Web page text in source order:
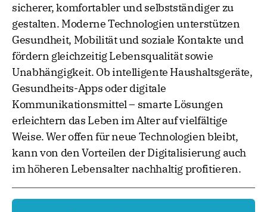
sicherer, komfortabler und selbstständiger zu
gestalten. Moderne Technologien unterstützen
Gesundheit, Mobilität und soziale Kontakte und
fördern gleichzeitig Lebensqualität sowie
Unabhängigkeit. Ob intelligente Haushaltsgeräte,
Gesundheits-Apps oder digitale
Kommunikationsmittel – smarte Lösungen
erleichtern das Leben im Alter auf vielfältige
Weise. Wer offen für neue Technologien bleibt,
kann von den Vorteilen der Digitalisierung auch
im höheren Lebensalter nachhaltig profitieren.